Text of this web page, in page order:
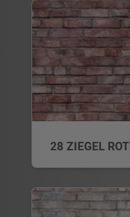
28 ZIEGEL ROT